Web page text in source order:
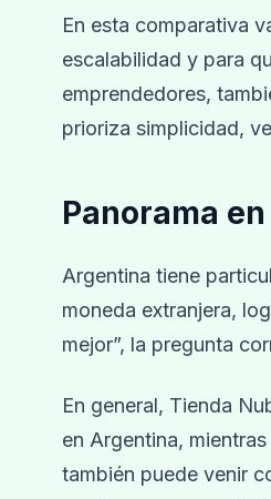
En esta comparativa
escalabilidad y para
emprendedores,
prioriza simplicidad,
Panorama
Argentina tiene
moneda extranjera,
mejor”, la pregunta
En general, Tienda
en Argentina,
también puede venir